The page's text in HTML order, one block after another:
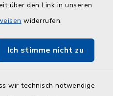
über den Link in unseren
widerrufen.
Ich stimme nicht zu
wir technisch notwendige